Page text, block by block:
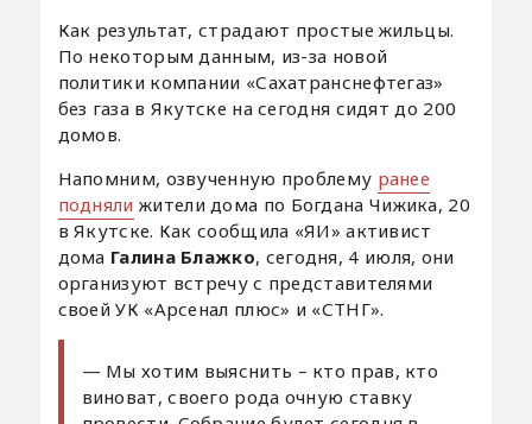
Как результат, страдают простые жильцы.
По некоторым данным, из-за новой
политики компании «Сахатранснефтегаз»
без газа в Якутске на сегодня сидят до 200
домов.
Напомним, озвученную проблему ранее
подняли жители дома по Богдана Чижика, 20
в Якутске. Как сообщила «ЯИ» активист
дома Галина Блажко, сегодня, 4 июля, они
организуют встречу с представителями
своей УК «Арсенал плюс» и «СТНГ».
— Мы хотим выяснить – кто прав, кто
виноват, своего рода очную ставку